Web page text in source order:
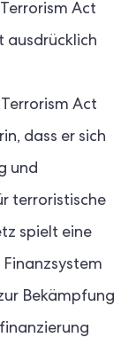
Act
ausdrücklich
Act
dass er sich
und
terroristische
spielt eine
Bekämpfung